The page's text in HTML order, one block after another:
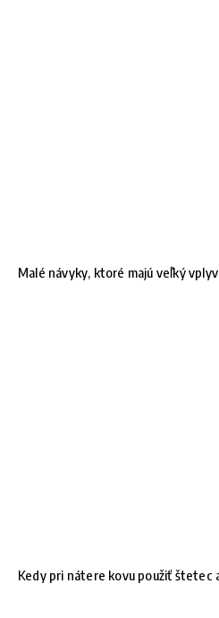
Malé návyky, ktoré majú veľký
Kedy pri nátere kovu použiť štetec